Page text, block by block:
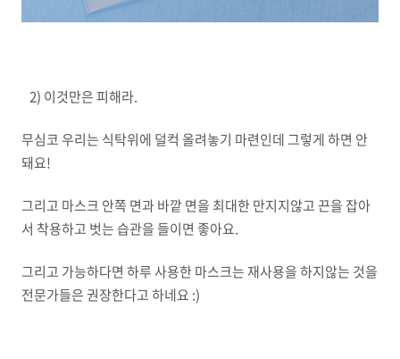
2) 이것만은 피해라.
무심코 우리는 식탁위에 덜컥 올려놓기 마련인데 그렇게 하면 안
돼요!
그리고 마스크 안쪽 면과 바깥 면을 최대한 만지지않고 끈을 잡아
서 착용하고 벗는 습관을 들이면 좋아요.
그리고 가능하다면 하루 사용한 마스크는 재사용을 하지않는 것을
전문가들은 권장한다고 하네요 :)